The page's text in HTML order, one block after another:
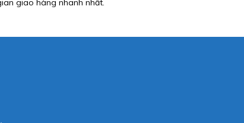
giao hàng nhanh nhất.